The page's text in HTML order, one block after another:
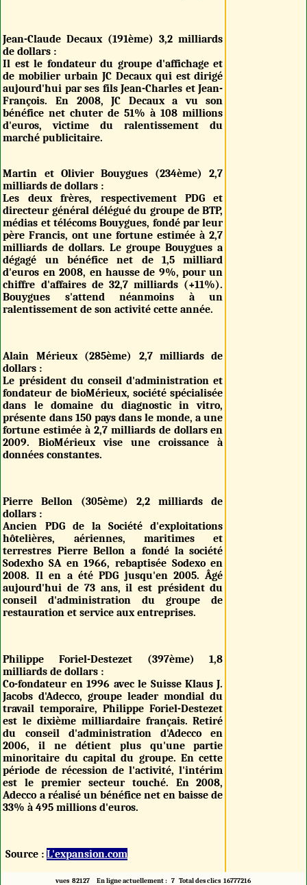
Jean-Claude Decaux (191ème) 3,2 milliards
de dollars :
Il est le fondateur du groupe d'affichage et
de mobilier urbain JC Decaux qui est dirigé
aujourd'hui par ses fils Jean-Charles et Jean-
François. En 2008, JC Decaux a vu son
bénéfice net chuter de 51% à 108 millions
d'euros, victime du ralentissement du
marché publicitaire.
Martin et Olivier Bouygues (234ème) 2,7
milliards de dollars :
Les deux frères, respectivement PDG et
directeur général délégué du groupe de BTP,
médias et télécoms Bouygues, fondé par leur
père Francis, ont une fortune estimée à 2,7
milliards de dollars. Le groupe Bouygues a
dégagé un bénéfice net de 1,5 milliard
d'euros en 2008, en hausse de 9%, pour un
chiffre d'affaires de 32,7 milliards (+11%).
Bouygues s'attend néanmoins à un
ralentissement de son activité cette année.
Alain Mérieux (285ème) 2,7 milliards de
dollars :
Le président du conseil d'administration et
fondateur de bioMérieux, société spécialisée
dans le domaine du diagnostic in vitro,
présente dans 150 pays dans le monde, a une
fortune estimée à 2,7 milliards de dollars en
2009. BioMérieux vise une croissance à
données constantes.
Pierre Bellon (305ème) 2,2 milliards de
dollars :
Ancien PDG de la Société d'exploitations
hôtelières, aériennes, maritimes et
terrestres Pierre Bellon a fondé la société
Sodexho SA en 1966, rebaptisée Sodexo en
2008. Il en a été PDG jusqu'en 2005. Âgé
aujourd'hui de 73 ans, il est président du
conseil d'administration du groupe de
restauration et service aux entreprises.
Philippe Foriel-Destezet (397ème) 1,8
milliards de dollars :
Co-fondateur en 1996 avec le Suisse Klaus J.
Jacobs d'Adecco, groupe leader mondial du
travail temporaire, Philippe Foriel-Destezet
est le dixième milliardaire français. Retiré
du conseil d'administration d'Adecco en
2006, il ne détient plus qu'une partie
minoritaire du capital du groupe. En cette
période de récession de l'activité, l'intérim
est le premier secteur touché. En 2008,
Adecco a réalisé un bénéfice net en baisse de
33% à 495 millions d'euros.
Source :L'expansion.com
vues 82127 En ligne actuellement : 7 Total des clics 16777216